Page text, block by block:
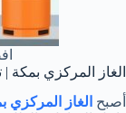
الغاز المركزي بمكة |
أصبح الغاز المركزي